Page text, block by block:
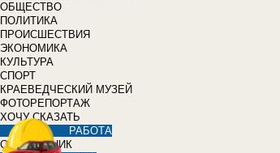
ОБЩЕСТВО
ПОЛИТИКА
ПРОИСШЕСТВИЯ
ЭКОНОМИКА
КУЛЬТУРА
СПОРТ
КРАЕВЕДЧЕСКИЙ МУЗЕЙ
ФОТОРЕПОРТАЖ
ХОЧУ СКАЗАТЬ
РАБОТА
СПРАВОЧНИК